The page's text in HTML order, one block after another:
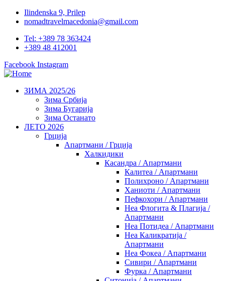
Ilindenska 9, Prilep
nomadtravelmacedonia@gmail.com
Tel: +389 78 363424
+389 48 412001
Facebook Instagram
ЗИМА 2025/26
Зима Србија
Зима Бугарија
Зима Останато
ЛЕТО 2026
Грција
Апартмани / Грција
Халкидики
Касандра / Апартмани
Калитеа / Апартмани
Полихроно / Апартмани
Ханиоти / Апартмани
Пефкохори / Апартмани
Неа Флогита & Плагија /
Апартмани
Неа Потидеа / Апартмани
Неа Каликратија /
Апартмани
Неа Фокеа / Апартмани
Сивири / Апартмани
Фурка / Апартмани